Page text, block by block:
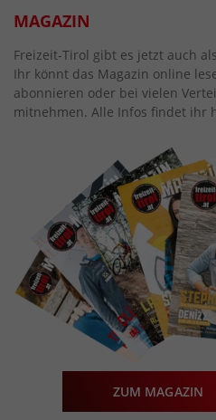
MAGAZIN
Freizeit-Tirol gibt es jetzt auch
Ihr könnt das Magazin online
abonnieren oder bei vielen
mitnehmen. Alle Infos findet ihr
ZUM MAGAZIN